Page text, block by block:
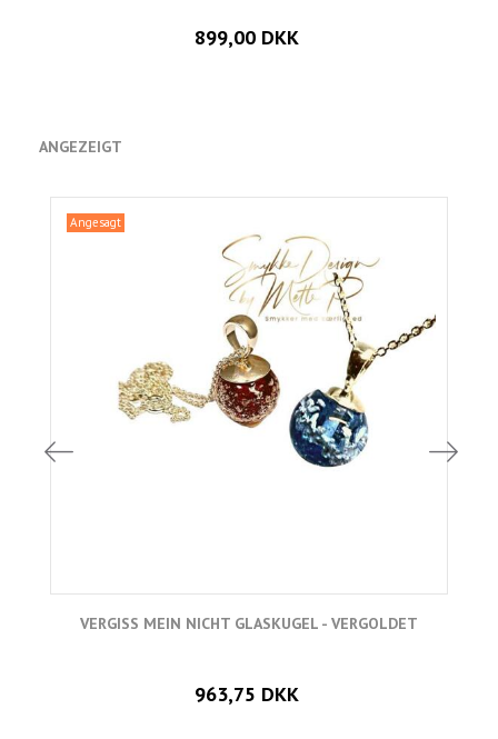
899,00 DKK
ANGEZEIGT
Angesagt
VERGISS MEIN NICHT GLASKUGEL - VERGOLDET
963,75 DKK